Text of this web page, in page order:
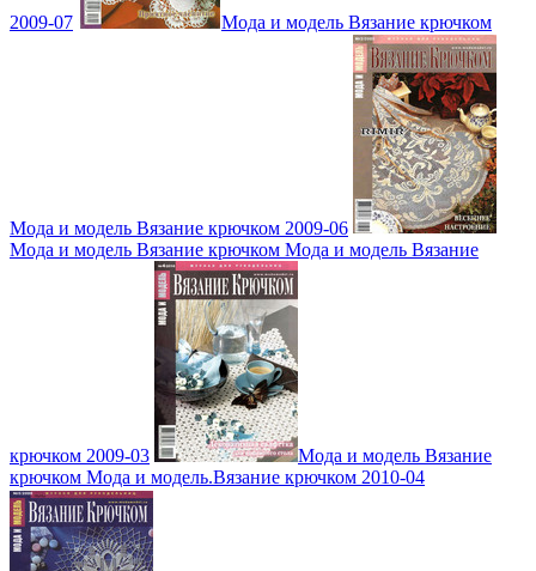
2009-07 Мода и модель Вязание крючком
Мода и модель Вязание крючком 2009-06
Мода и модель Вязание крючком Мода и модель Вязание
крючком 2009-03
Мода и модель Вязание
крючком Мода и модель.Вязание крючком 2010-04